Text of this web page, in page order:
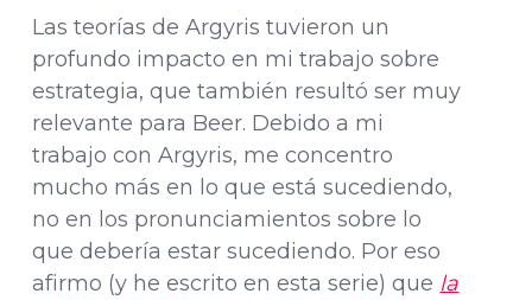
Las teorías de Argyris tuvieron un
profundo impacto en mi trabajo sobre
estrategia, que también resultó ser muy
relevante para Beer. Debido a mi
trabajo con Argyris, me concentro
mucho más en lo que está sucediendo,
no en los pronunciamientos sobre lo
que debería estar sucediendo. Por eso
afirmo (y he escrito en esta serie) que la